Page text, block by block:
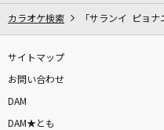
カラオケ検索 「サランイ ピョナ
サイトマップ
お問い合わせ
DAM
DAM★とも